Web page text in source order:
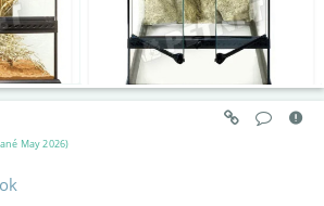
May 2026)